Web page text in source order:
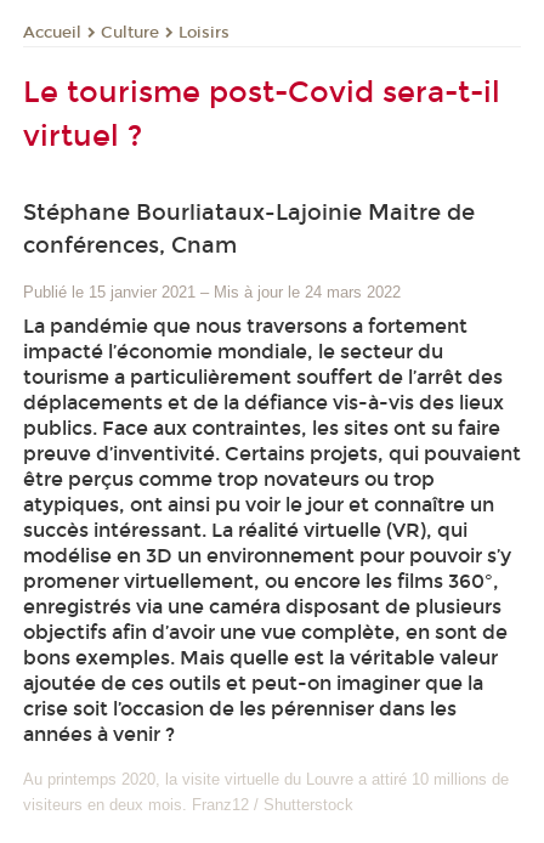
Accueil Culture Loisirs
Le tourisme post-Covid sera-t-il
virtuel ?
Stéphane Bourliataux-Lajoinie Maitre de
conférences, Cnam
Publié le 15 janvier 2021 – Mis à jour le 24 mars 2022
La pandémie que nous traversons a fortement
impacté l’économie mondiale, le secteur du
tourisme a particulièrement souffert de l’arrêt des
déplacements et de la défiance vis-à-vis des lieux
publics. Face aux contraintes, les sites ont su faire
preuve d’inventivité. Certains projets, qui pouvaient
être perçus comme trop novateurs ou trop
atypiques, ont ainsi pu voir le jour et connaître un
succès intéressant. La réalité virtuelle (VR), qui
modélise en 3D un environnement pour pouvoir s’y
promener virtuellement, ou encore les films 360°,
enregistrés via une caméra disposant de plusieurs
objectifs afin d’avoir une vue complète, en sont de
bons exemples. Mais quelle est la véritable valeur
ajoutée de ces outils et peut-on imaginer que la
crise soit l’occasion de les pérenniser dans les
années à venir ?
Au printemps 2020, la visite virtuelle du Louvre a attiré 10 millions de
visiteurs en deux mois. Franz12 / Shutterstock